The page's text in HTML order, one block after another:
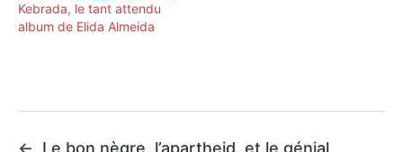
Kebrada, le tant attendu
album de Elida Almeida